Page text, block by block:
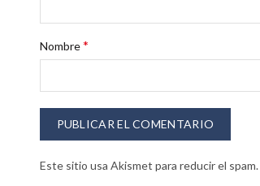
Nombre*
Este sitio usa Akismet para reducir el spam.